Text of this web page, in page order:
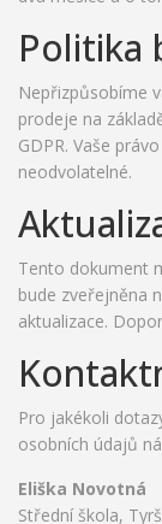
Politika
Nepřizpůsobíme
prodeje na
GDPR. Vaše
neodvolatelné.
Tento dokument
bude zveřejněna
aktualizace.
Pro jakékoli
osobních údajů
Eliška Novotná
Střední škola,